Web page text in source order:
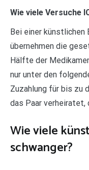
Wie viele Versuche
Bei einer künstlichen
übernehmen die
Hälfte der
nur unter den
Zuzahlung für bis zu
das Paar verheiratet,
Wie viele
schwanger?